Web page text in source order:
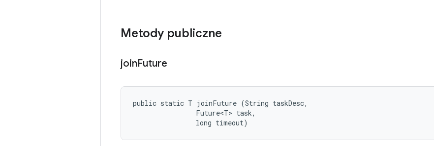
Metody publiczne
joinFuture
public static T joinFuture (String taskDesc,
                Future<T> task,
                long timeout)